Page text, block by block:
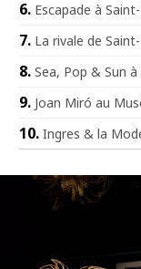
Escapade à
La rivale de
Sea, Pop & Sun
Joan Miró au
Ingres & la